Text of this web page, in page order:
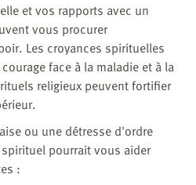
et vos rapports avec un
vous procurer
Les croyances spirituelles
face à la maladie et à la
religieux peuvent fortifier
ou une détresse d'ordre
pourrait vous aider
: